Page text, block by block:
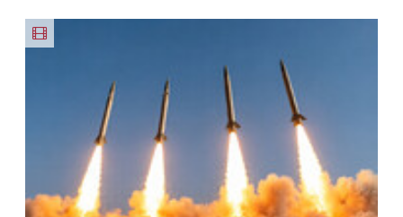
رایگان+پرداخت
اقساطی😍
📍 تهران
منزل درمان